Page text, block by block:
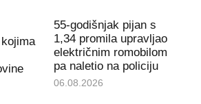
55-godišnjak pijan s
1,34 promila upravljao
električnim romobilom
pa naletio na policiju
06.08.2026